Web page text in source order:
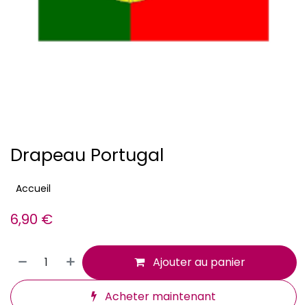
Drapeau Portugal
Accueil
6,90 €
Ajouter au panier
Acheter maintenant